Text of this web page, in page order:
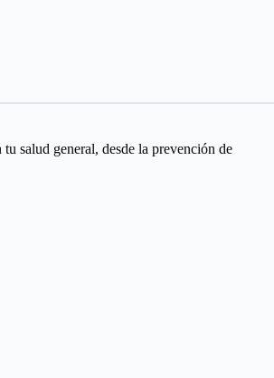
salud general, desde la prevención de